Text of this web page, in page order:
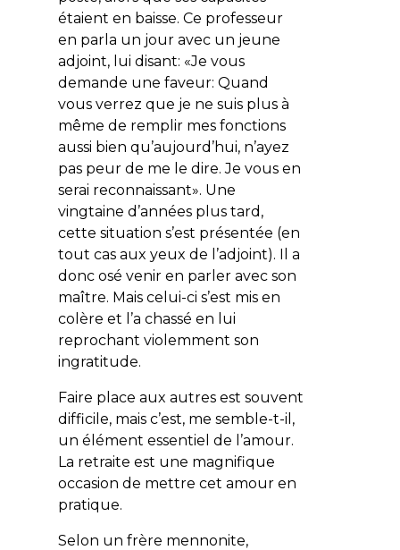
étaient en baisse. Ce professeur
en parla un jour avec un jeune
adjoint, lui disant: «Je vous
demande une faveur: Quand
vous verrez que je ne suis plus à
même de remplir mes fonctions
aussi bien qu’aujourd’hui, n’ayez
pas peur de me le dire. Je vous en
serai reconnaissant». Une
vingtaine d’années plus tard,
cette situation s’est présentée (en
tout cas aux yeux de l’adjoint). Il a
donc osé venir en parler avec son
maître. Mais celui-ci s’est mis en
colère et l’a chassé en lui
reprochant violemment son
ingratitude.
Faire place aux autres est souvent
difficile, mais c’est, me semble-t-il,
un élément essentiel de l’amour.
La retraite est une magnifique
occasion de mettre cet amour en
pratique.
Selon un frère mennonite,